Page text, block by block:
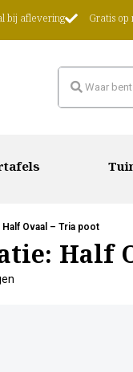
bij aflevering Gratis
Ovaal – Tria poot
Half